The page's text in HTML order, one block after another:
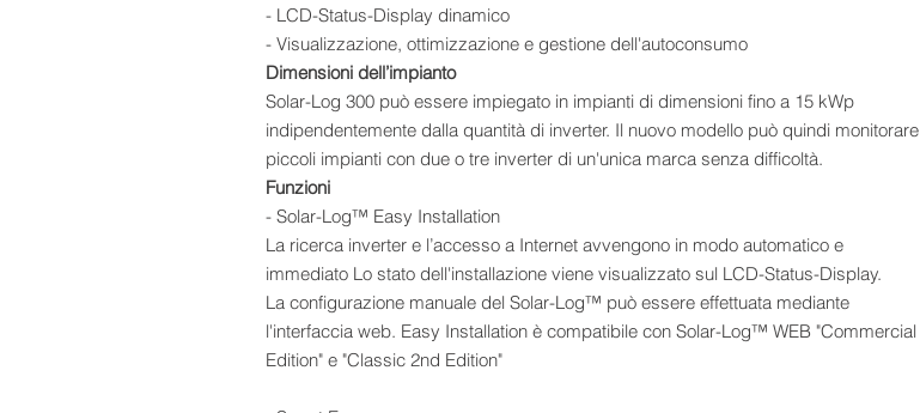
- LCD-Status-Display dinamico
- Visualizzazione, ottimizzazione e gestione dell'autoconsumo
Dimensioni dell’impianto
Solar-Log 300 può essere impiegato in impianti di dimensioni fino a 15 kWp
indipendentemente dalla quantità di inverter. Il nuovo modello può quindi monitorare
piccoli impianti con due o tre inverter di un'unica marca senza difficoltà.
Funzioni
- Solar-Log™ Easy Installation
La ricerca inverter e l’accesso a Internet avvengono in modo automatico e
immediato Lo stato dell'installazione viene visualizzato sul LCD-Status-Display.
La configurazione manuale del Solar-Log™ può essere effettuata mediante
l'interfaccia web. Easy Installation è compatibile con Solar-Log™ WEB "Commercial
Edition" e "Classic 2nd Edition"